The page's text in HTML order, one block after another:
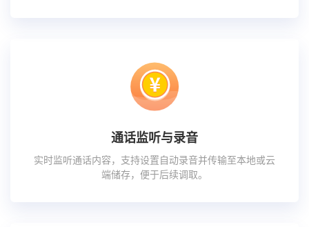
通话监听与录音
实时监听通话内容，支持设置自动录音并传输至本地或云
端储存，便于后续调取。